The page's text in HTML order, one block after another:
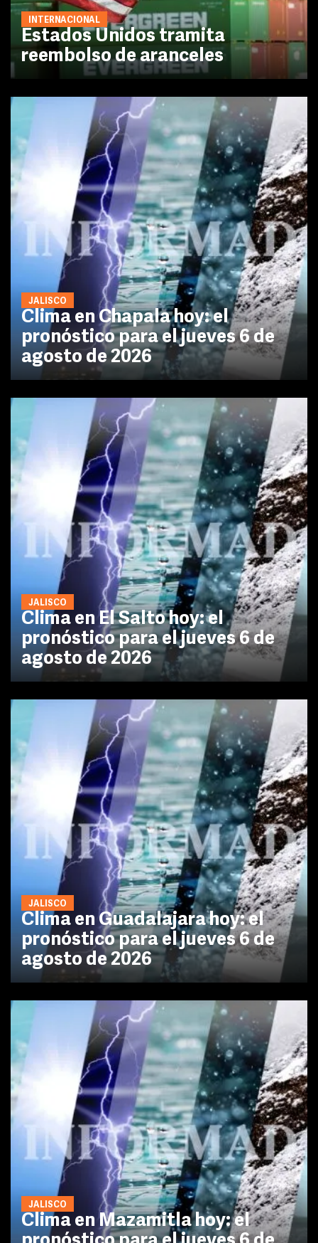
INTERNACIONAL
Estados Unidos tramita
reembolso de aranceles
JALISCO
Clima en Chapala hoy: el
pronóstico para el jueves 6 de
agosto de 2026
JALISCO
Clima en El Salto hoy: el
pronóstico para el jueves 6 de
agosto de 2026
JALISCO
Clima en Guadalajara hoy: el
pronóstico para el jueves 6 de
agosto de 2026
JALISCO
Clima en Mazamitla hoy: el